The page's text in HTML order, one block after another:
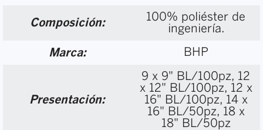
Composición:
100% poliéster de
ingeniería.
Marca: BHP
Presentación:
9 x 9" BL/100pz, 12
x 12" BL/100pz, 12 x
16" BL/100pz, 14 x
16" BL/50pz, 18 x
18" BL/50pz